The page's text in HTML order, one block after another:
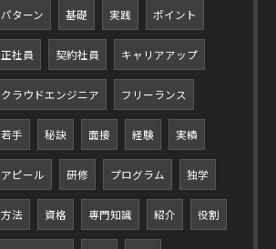
パターン 基礎 実践 ポイント
正社員 契約社員 キャリアアップ
クラウドエンジニア フリーランス
若手 秘訣 面接 経験 実績
アピール 研修 プログラム 独学
方法 資格 専門知識 紹介 役割